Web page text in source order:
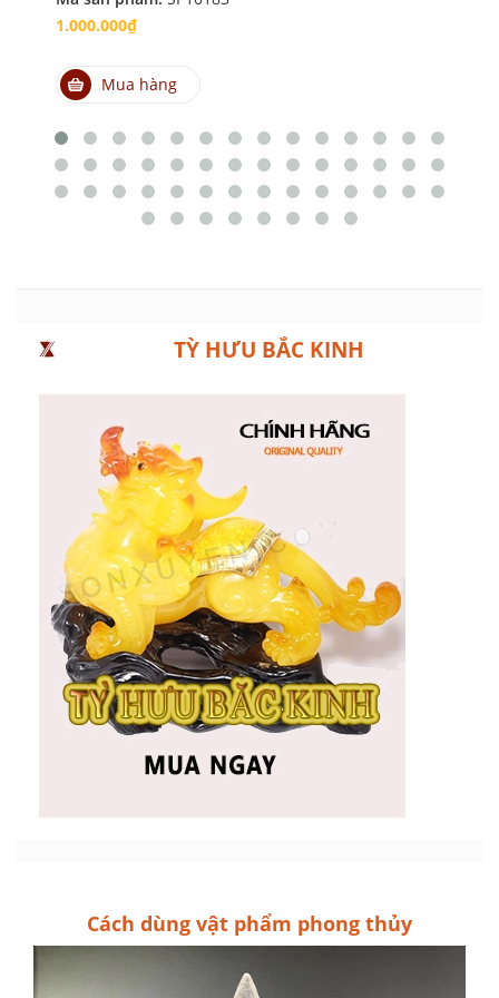
1.000.000₫
Mua hàng
TỲ HƯU BẮC KINH
Cách dùng vật phẩm phong thủy